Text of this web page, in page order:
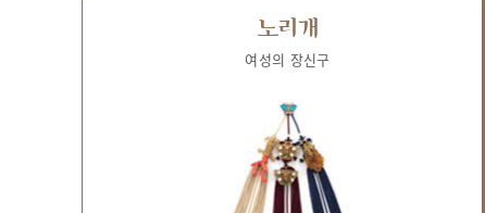
노리개
여성의 장신구